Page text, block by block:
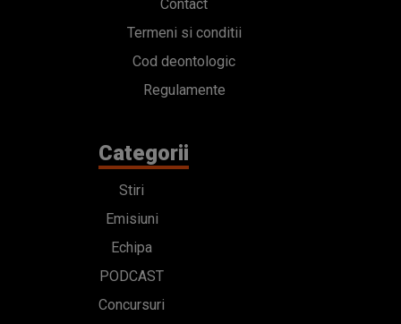
Contact
Termeni si conditii
Cod deontologic
Regulamente
Categorii
Stiri
Emisiuni
Echipa
PODCAST
Concursuri